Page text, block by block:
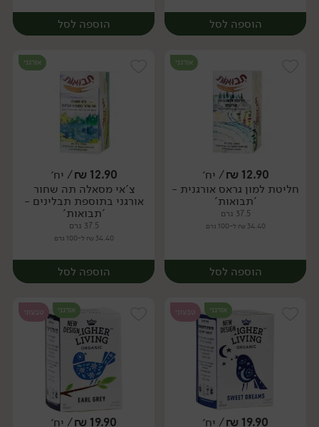
הוספה לסל
יח׳
הוספה לסל
יח׳
אורגני
12.90
₪/ יח׳
חליטת למון גראס אורגנית -
'תבואות'
37.5 גרם
34.40 ₪ ל-100 גרם
הוספה לסל
אורגני
12.90
₪/ יח׳
צ'אי מסאלה תה שחור
אורגני בתוספת תבלינים -
'תבואות'
37.5 גרם
34.40 ₪ ל-100 גרם
הוספה לסל
אורגני טבעוני
19.90
₪/ יח׳
אורגני טבעוני
19.90
₪/ יח׳